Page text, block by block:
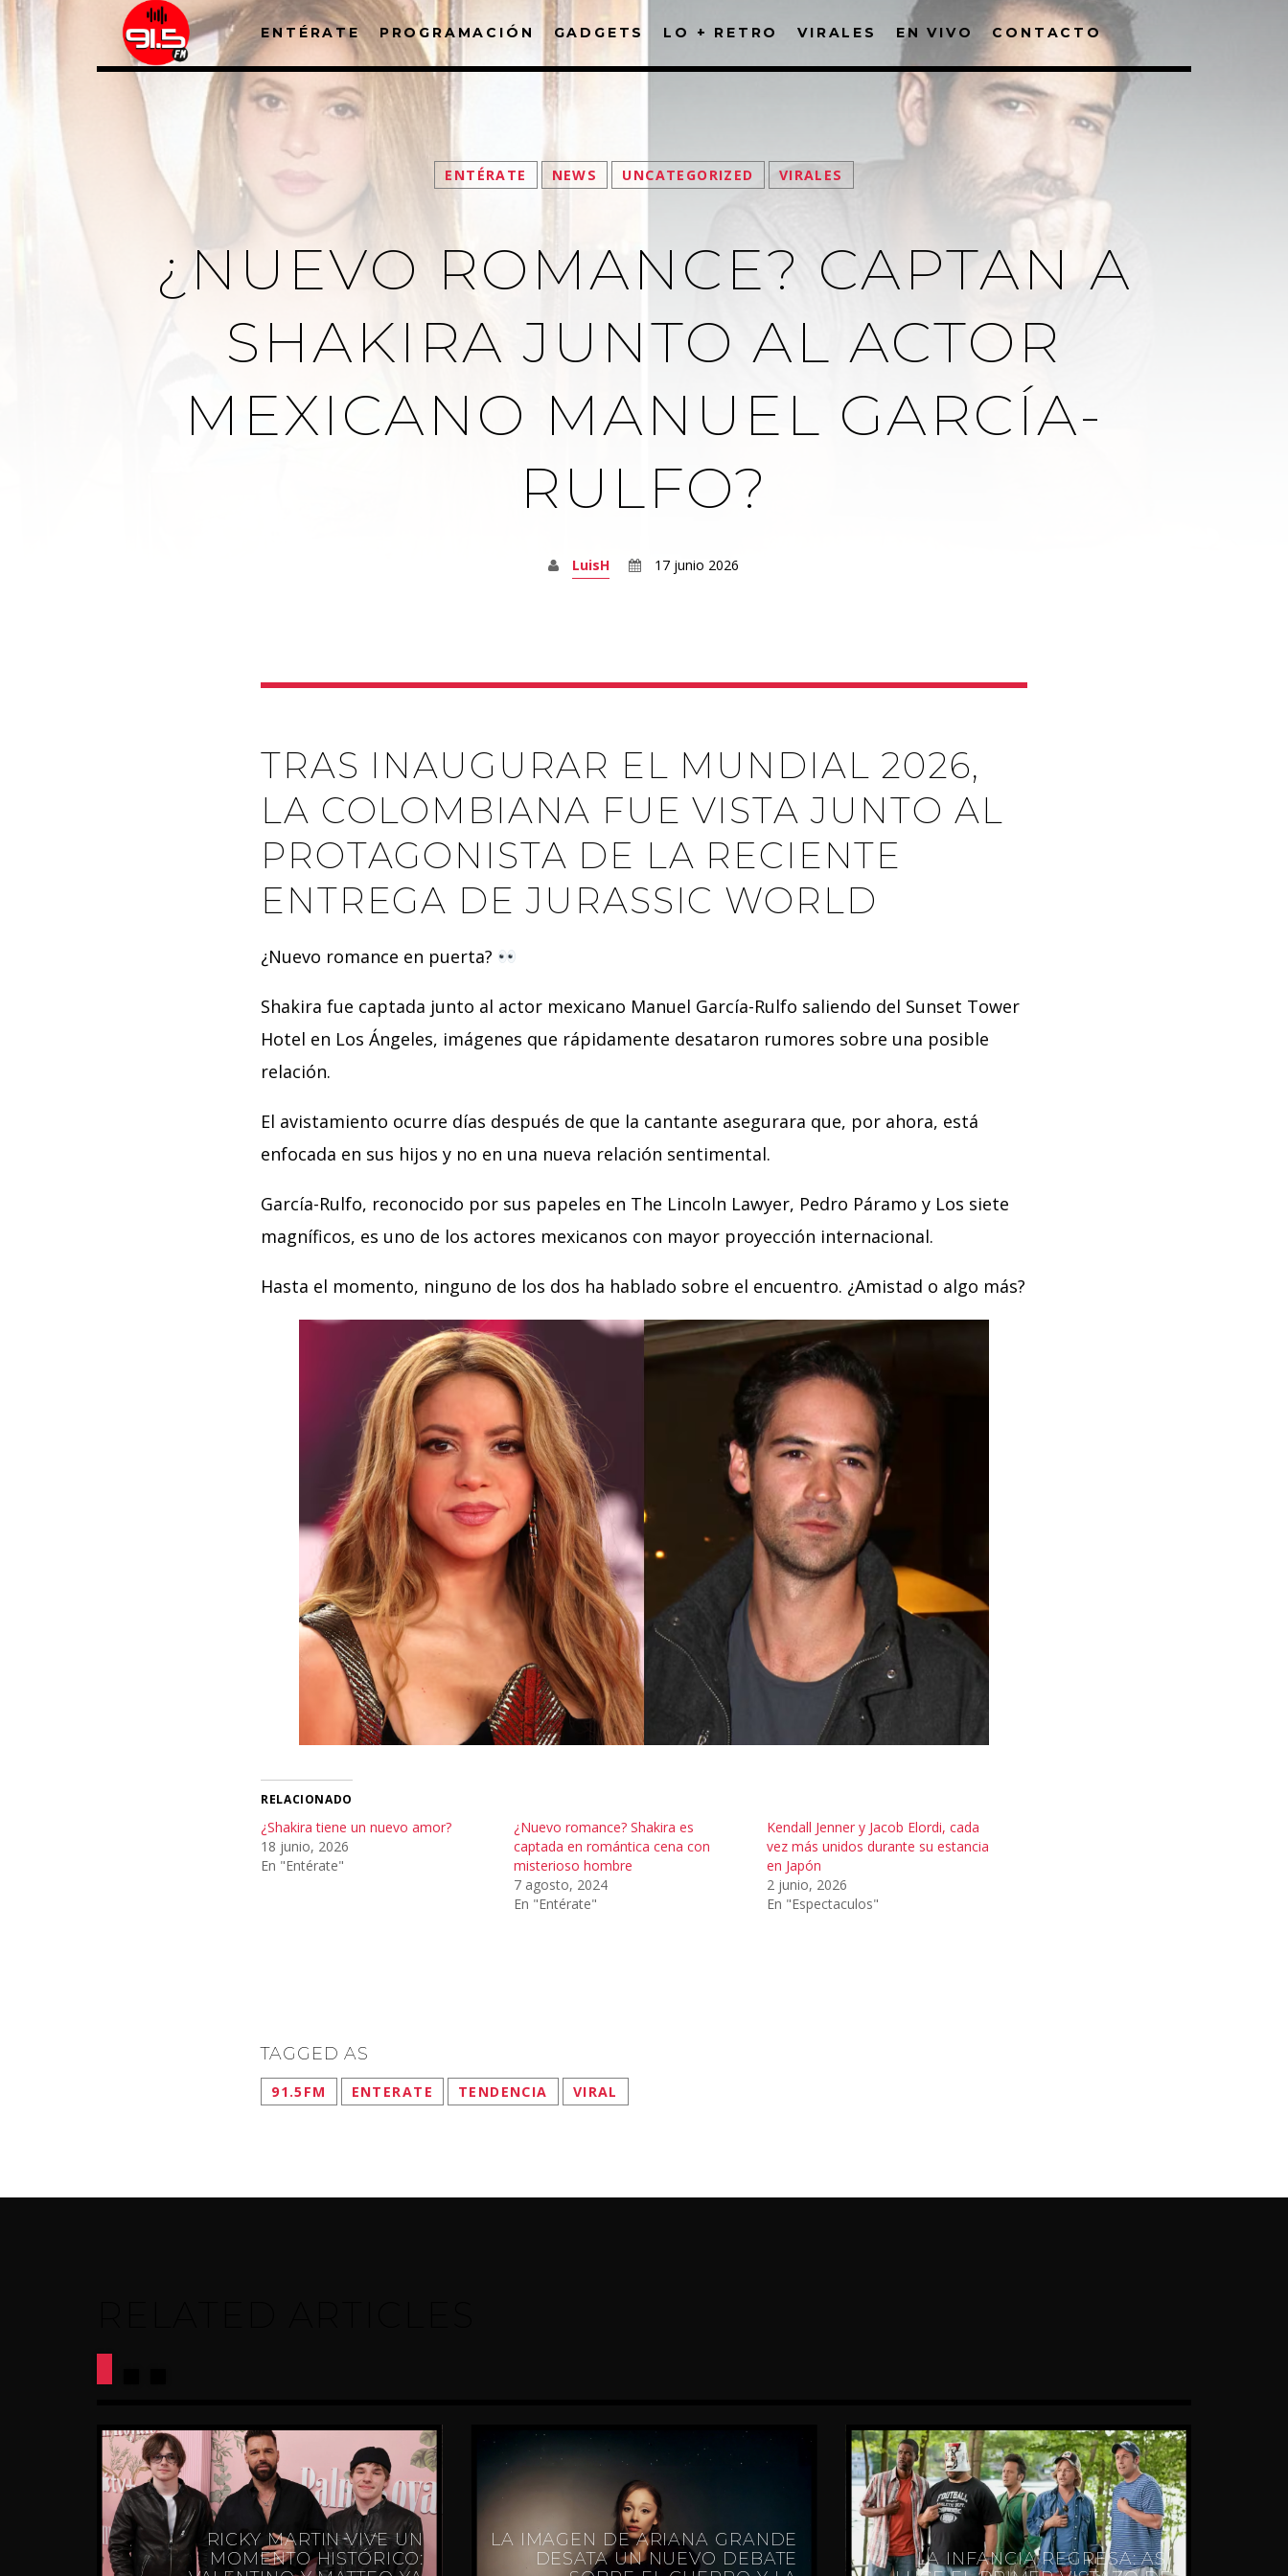
ENTÉRATE PROGRAMACIÓN GADGETS LO + RETRO VIRALES EN VIVO CONTACTO
ENTÉRATE NEWS UNCATEGORIZED VIRALES
¿NUEVO ROMANCE? CAPTAN A
SHAKIRA JUNTO AL ACTOR
MEXICANO MANUEL GARCÍA-
RULFO?
LuisH 17 junio 2026
TRAS INAUGURAR EL MUNDIAL 2026,
LA COLOMBIANA FUE VISTA JUNTO AL
PROTAGONISTA DE LA RECIENTE
ENTREGA DE JURASSIC WORLD
¿Nuevo romance en puerta?
Shakira fue captada junto al actor mexicano Manuel García-Rulfo saliendo del Sunset Tower
Hotel en Los Ángeles, imágenes que rápidamente desataron rumores sobre una posible
relación.
El avistamiento ocurre días después de que la cantante asegurara que, por ahora, está
enfocada en sus hijos y no en una nueva relación sentimental.
García-Rulfo, reconocido por sus papeles en The Lincoln Lawyer, Pedro Páramo y Los siete
magníficos, es uno de los actores mexicanos con mayor proyección internacional.
Hasta el momento, ninguno de los dos ha hablado sobre el encuentro. ¿Amistad o algo más?
RELACIONADO
¿Shakira tiene un nuevo amor?
18 junio, 2026
En "Entérate"
¿Nuevo romance? Shakira es
captada en romántica cena con
misterioso hombre
7 agosto, 2024
En "Entérate"
Kendall Jenner y Jacob Elordi, cada
vez más unidos durante su estancia
en Japón
2 junio, 2026
En "Espectaculos"
TAGGED AS
91.5FM ENTERATE TENDENCIA VIRAL
RICKY MARTIN VIVE UN
MOMENTO HISTÓRICO:
LA IMAGEN DE ARIANA GRANDE
DESATA UN NUEVO DEBATE
LA INFANCIA REGRESA: ASÍ